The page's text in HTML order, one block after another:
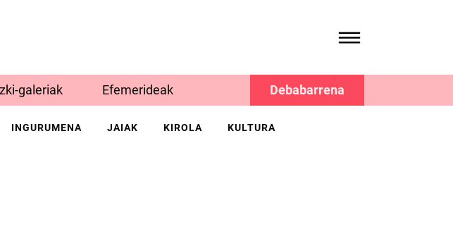
galeriak Efemerideak Debabarrena
INGURUMENA JAIAK KIROLA KULTURA